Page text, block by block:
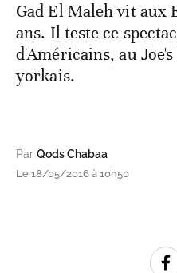
Gad El Maleh vit aux
ans. Il teste ce
d'Américains, au
yorkais.
Par Qods Chabaa
Le 18/05/2016 à 10h50